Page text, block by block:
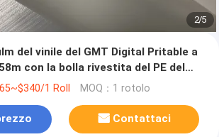
2/5
del vinile del GMT Digital Pritable a
con la bolla rivestita del PE del
1 Roll MOQ：1 rotolo
Contattaci